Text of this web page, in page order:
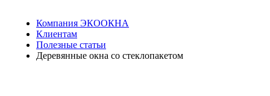
Компания ЭКООКНА
Клиентам
Полезные статьи
Деревянные окна со стеклопакетом